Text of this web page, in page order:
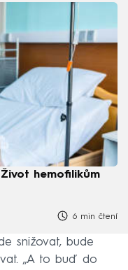
hemofilikům
6 min čtení
snižovat, bude
„A to buď do